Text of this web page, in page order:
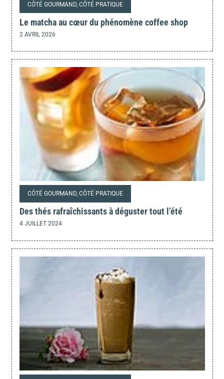
CÔTÉ GOURMAND, CÔTÉ PRATIQUE
Le matcha au cœur du phénomène coffee shop
2 AVRIL 2026
CÔTÉ GOURMAND, CÔTÉ PRATIQUE
Des thés rafraîchissants à déguster tout l’été
4 JUILLET 2024